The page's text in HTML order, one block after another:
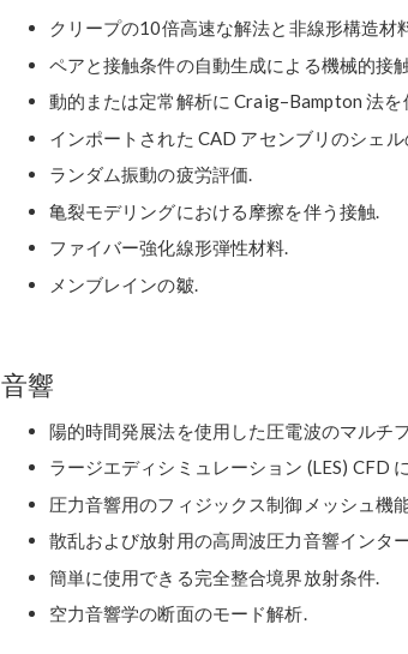
クリープの10倍高速な解法と非線形構造材
ペアと接触条件の自動生成による機械的接
動的または定常解析に Craig–Bampton 法
インポートされた CAD アセンブリのシェ
ランダム振動の疲労評価.
亀裂モデリングにおける摩擦を伴う接触.
ファイバー強化線形弾性材料.
メンブレインの皺.
音響
陽的時間発展法を使用した圧電波のマルチ
ラージエディシミュレーション (LES) CFD
圧力音響用のフィジックス制御メッシュ機
散乱および放射用の高周波圧力音響インタ
簡単に使用できる完全整合境界放射条件.
空力音響学の断面のモード解析.